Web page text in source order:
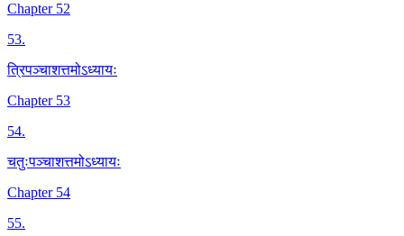
Chapter 52
53.
त्रिपञ्चाशत्तमोऽध्यायः
Chapter 53
54.
चतुःपञ्चाशत्तमोऽध्यायः
Chapter 54
55.